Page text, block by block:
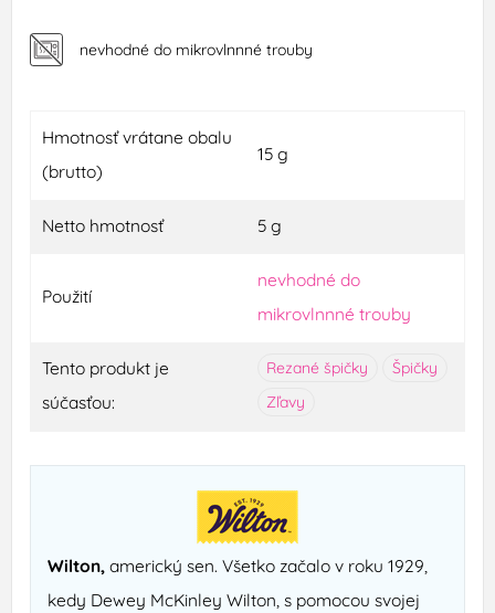
nevhodné do mikrovlnnné trouby
Hmotnosť vrátane obalu
(brutto)
15 g
Netto hmotnosť 5 g
Použití
nevhodné do
mikrovlnnné trouby
Tento produkt je
súčasťou:
Rezané špičky
Špičky
Zľavy
Wilton, americký sen. Všetko začalo v roku 1929,
kedy Dewey McKinley Wilton, s pomocou svojej